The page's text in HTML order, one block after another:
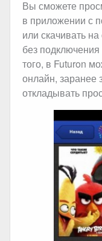
Вы сможете
в приложении с
или скачивать
без
того, в Futuron
онлайн, заранее
откладывать